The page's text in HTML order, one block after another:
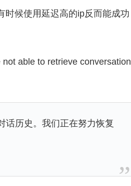
时候使用延迟高的ip反而能成功
able to retrieve conversation
话历史。我们正在努力恢复